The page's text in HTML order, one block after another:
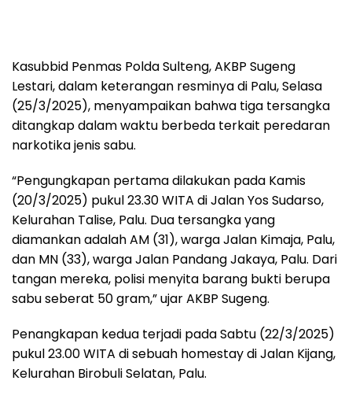
Kasubbid Penmas Polda Sulteng, AKBP Sugeng
Lestari, dalam keterangan resminya di Palu, Selasa
(25/3/2025), menyampaikan bahwa tiga tersangka
ditangkap dalam waktu berbeda terkait peredaran
narkotika jenis sabu.
“Pengungkapan pertama dilakukan pada Kamis
(20/3/2025) pukul 23.30 WITA di Jalan Yos Sudarso,
Kelurahan Talise, Palu. Dua tersangka yang
diamankan adalah AM (31), warga Jalan Kimaja, Palu,
dan MN (33), warga Jalan Pandang Jakaya, Palu. Dari
tangan mereka, polisi menyita barang bukti berupa
sabu seberat 50 gram,” ujar AKBP Sugeng.
Penangkapan kedua terjadi pada Sabtu (22/3/2025)
pukul 23.00 WITA di sebuah homestay di Jalan Kijang,
Kelurahan Birobuli Selatan, Palu.